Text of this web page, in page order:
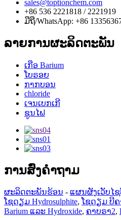
sales@toptionchem.com
+86 536 2221818 / 2221919
ມືຖື/WhatsApp: +86
ລາຍການຜະລິດຕະພັນ
ເກືອ Barium
ໂບຣອຍ
ກາກບອນ
chloride
ເຈນເບກເກີ
ຊູນໄຟ
ການ​ສົ່ງ​ຄໍາ​ຖາມ​
ຜະລິດຕະພັນຮ້ອນ - ແຜນຜັງເວັບໄ
ໂຊດຽມ Hydrosulphite, ໂຊດຽມ ບີຄ
Barium ແລະ Hydroxide, ຄາບຣາ2,